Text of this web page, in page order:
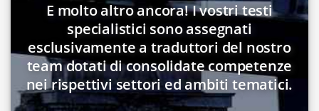
E molto altro ancora! I vostri testi
specialistici sono assegnati
esclusivamente a traduttori del nostro
team dotati di consolidate competenze
nei rispettivi settori ed ambiti tematici.